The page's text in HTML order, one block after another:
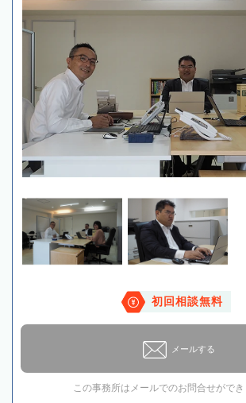
初回相談無料
メールする
この事務所はメールでのお問合せができ